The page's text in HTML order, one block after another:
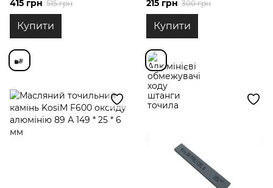
415 грн 515 грн
Купити
215 грн 300 грн
Купити